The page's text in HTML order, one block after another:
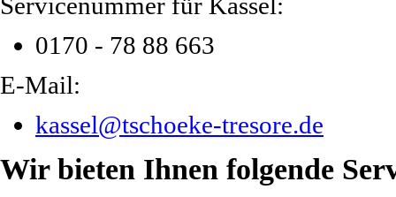
0170 - 78 88 663
E-Mail:
kassel@tschoeke-tresore.de
Wir bieten Ihnen folgende